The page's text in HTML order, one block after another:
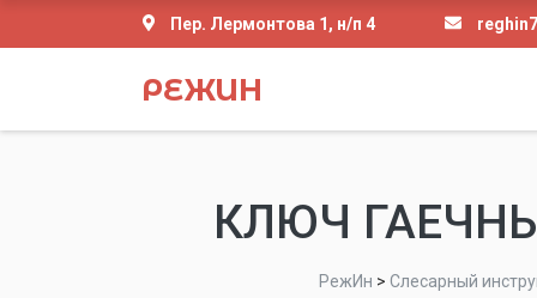
Пер. Лермонтова 1, н/п 4
РЕЖИН
КЛЮЧ
РежИн > Слесарный